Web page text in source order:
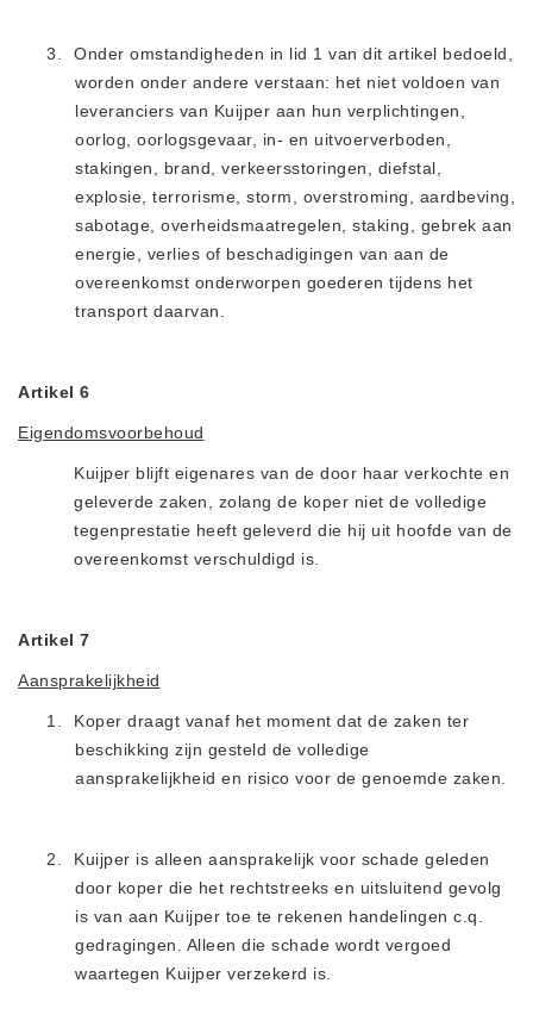
3.
Onder omstandigheden in lid 1 van dit artikel bedoeld,
worden onder andere verstaan: het niet voldoen van
leveranciers van Kuijper aan hun verplichtingen,
oorlog, oorlogsgevaar, in- en uitvoerverboden,
stakingen, brand, verkeersstoringen, diefstal,
explosie, terrorisme, storm, overstroming, aardbeving,
sabotage, overheidsmaatregelen, staking, gebrek aan
energie, verlies of beschadigingen van aan de
overeenkomst onderworpen goederen tijdens het
transport daarvan.
Artikel 6
Eigendomsvoorbehoud
Kuijper blijft eigenares van de door haar verkochte en
geleverde zaken, zolang de koper niet de volledige
tegenprestatie heeft geleverd die hij uit hoofde van de
overeenkomst verschuldigd is.
Artikel 7
Aansprakelijkheid
1.
Koper draagt vanaf het moment dat de zaken ter
beschikking zijn gesteld de volledige
aansprakelijkheid en risico voor de genoemde zaken.
2.
Kuijper is alleen aansprakelijk voor schade geleden
door koper die het rechtstreeks en uitsluitend gevolg
is van aan Kuijper toe te rekenen handelingen c.q.
gedragingen. Alleen die schade wordt vergoed
waartegen Kuijper verzekerd is.